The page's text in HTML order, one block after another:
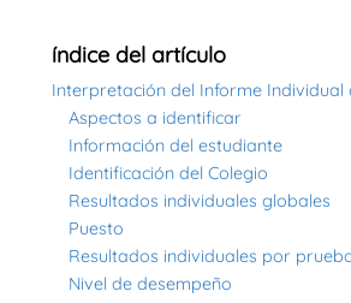
índice del artículo
Interpretación del Informe Individual
Aspectos a identificar
Información del estudiante
Identificación del Colegio
Resultados individuales globales
Puesto
Resultados individuales por
Nivel de desempeño